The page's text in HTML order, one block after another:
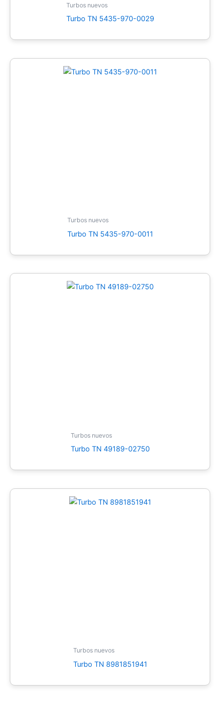
Turbos nuevos
Turbo TN 5435-970-0029
Turbos nuevos
Turbo TN 5435-970-0011
Turbos nuevos
Turbo TN 49189-02750
Turbos nuevos
Turbo TN 8981851941